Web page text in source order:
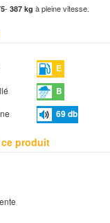
- 387 kg à pleine vitesse.
E
B
69db
produit